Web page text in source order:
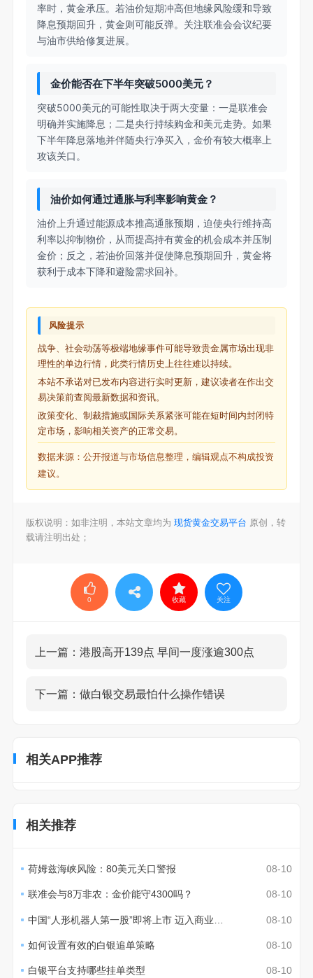
率时，黄金承压。若油价短期冲高但地缘风险缓和导致
降息预期回升，黄金则可能反弹。关注联准会会议纪要
与油市供给修复进展。
金价能否在下半年突破5000美元？
突破5000美元的可能性取决于两大变量：一是联准会
明确并实施降息；二是央行持续购金和美元走势。如果
下半年降息落地并伴随央行净买入，金价有较大概率上
攻该关口。
油价如何通过通胀与利率影响黄金？
油价上升通过能源成本推高通胀预期，迫使央行维持高
利率以抑制物价，从而提高持有黄金的机会成本并压制
金价；反之，若油价回落并促使降息预期回升，黄金将
获利于成本下降和避险需求回补。
风险提示
战争、社会动荡等极端地缘事件可能导致贵金属市场出现非
理性的单边行情，此类行情历史上往往难以持续。
本站不承诺对已发布内容进行实时更新，建议读者在作出交
易决策前查阅最新数据和资讯。
政策变化、制裁措施或国际关系紧张可能在短时间内封闭特
定市场，影响相关资产的正常交易。
数据来源：公开报道与市场信息整理，编辑观点不构成投资
建议。
版权说明：如非注明，本站文章均为 现货黄金交易平台 原创，转
载请注明出处；
0 收藏 关注
上一篇：港股高开139点 早间一度涨逾300点
下一篇：做白银交易最怕什么操作错误
相关APP推荐
相关推荐
08-10
荷姆兹海峡风险：80美元关口警报
08-10
联准会与8万非农：金价能守4300吗？
08-10
08-10
如何设置有效的白银追单策略
08-10
白银平台支持哪些挂单类型